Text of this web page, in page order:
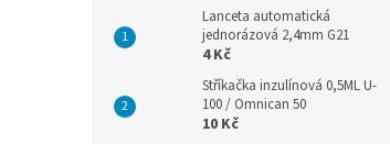
Lanceta automatická
jednorázová 2,4mm G21
4 Kč
Stříkačka inzulínová 0,5ML U-
100 / Omnican 50
10 Kč